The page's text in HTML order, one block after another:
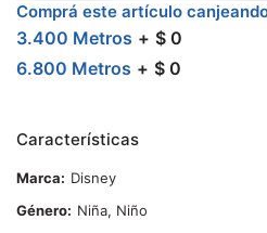
Comprá este artículo
3.400 Metros $ 0
6.800 Metros $ 0
Características
Marca
Disney
Género
Niña, Niño